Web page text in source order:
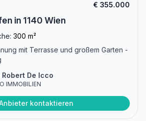
€ 355.000
in 1140 Wien
300 m²
mit Terrasse und großem Garten -
Robert De Icco
IMMOBILIEN
kontaktieren